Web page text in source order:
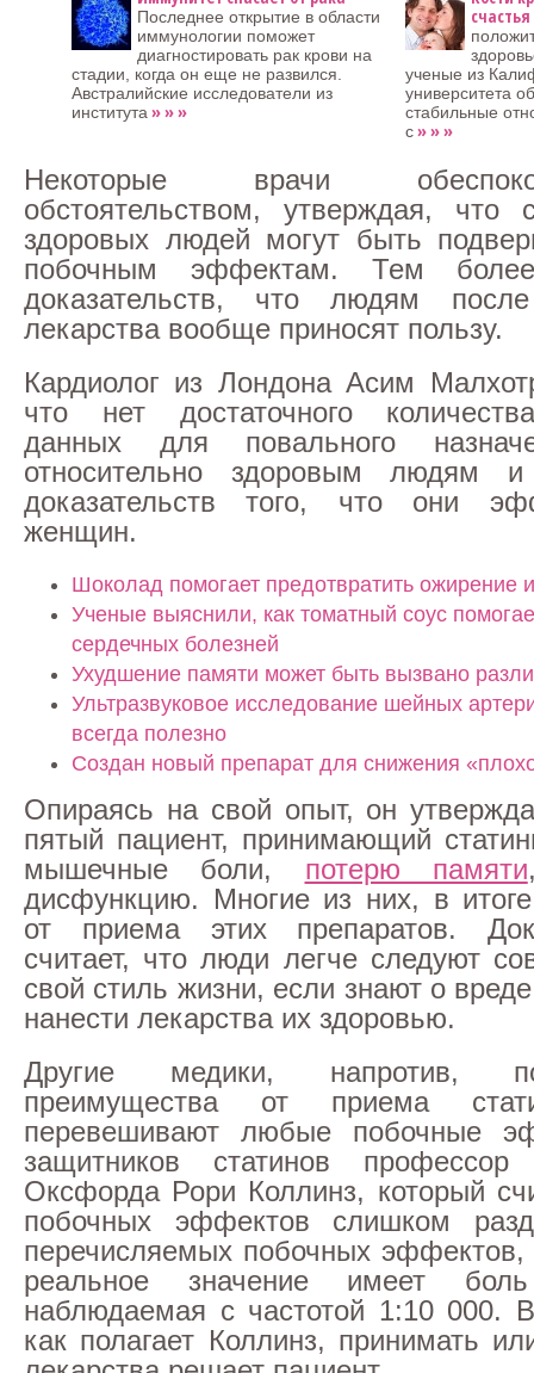
Последнее открытие в области
иммунологии поможет
диагностировать рак крови на
стадии, когда он еще не развился.
Австралийские исследователи из
института » » »
счастья
ученые из
университета
стабильные
с» » »
Некоторые врачи
обстоятельством, утверждая, что
здоровых людей могут быть
побочным эффектам. Тем
доказательств, что людям
лекарства вообще приносят пользу.
Кардиолог из Лондона Асим
что нет достаточного
данных для повального
относительно здоровым людям
доказательств того, что они
женщин.
Шоколад помогает предотвратить ожирение
Ученые выяснили, как томатный соус
сердечных болезней
Ухудшение памяти может быть вызвано
Ультразвуковое исследование шейных
всегда полезно
Создан новый препарат для снижения
Опираясь на свой опыт, он
пятый пациент, принимающий
мышечные боли, потерю памяти
дисфункцию. Многие из них, в
от приема этих препаратов.
считает, что люди легче следуют
свой стиль жизни, если знают о
нанести лекарства их здоровью.
Другие медики, напротив,
преимущества от приема
перевешивают любые побочные
защитников статинов
Оксфорда Рори Коллинз, который
побочных эффектов слишком
перечисляемых побочных
реальное значение имеет
наблюдаемая с частотой 1:10 000.
как полагает Коллинз, принимать